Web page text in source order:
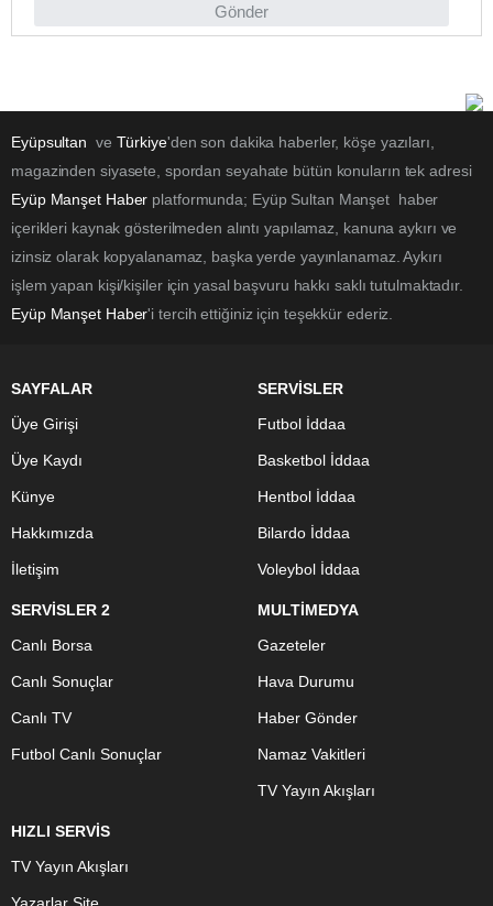
Gönder
Eyüpsultan ve Türkiye'den son dakika haberler, köşe yazıları,
magazinden siyasete, spordan seyahate bütün konuların tek adresi
Eyüp Manşet Haber platformunda; Eyüp Sultan Manşet haber
içerikleri kaynak gösterilmeden alıntı yapılamaz, kanuna aykırı ve
izinsiz olarak kopyalanamaz, başka yerde yayınlanamaz. Aykırı
işlem yapan kişi/kişiler için yasal başvuru hakkı saklı tutulmaktadır.
Eyüp Manşet Haber'i tercih ettiğiniz için teşekkür ederiz.
SAYFALAR
Üye Girişi
Üye Kaydı
Künye
Hakkımızda
İletişim
SERVİSLER
Futbol İddaa
Basketbol İddaa
Hentbol İddaa
Bilardo İddaa
Voleybol İddaa
SERVİSLER 2
Canlı Borsa
Canlı Sonuçlar
Canlı TV
Futbol Canlı Sonuçlar
MULTİMEDYA
Gazeteler
Hava Durumu
Haber Gönder
Namaz Vakitleri
TV Yayın Akışları
HIZLI SERVİS
TV Yayın Akışları
Yazarlar Site